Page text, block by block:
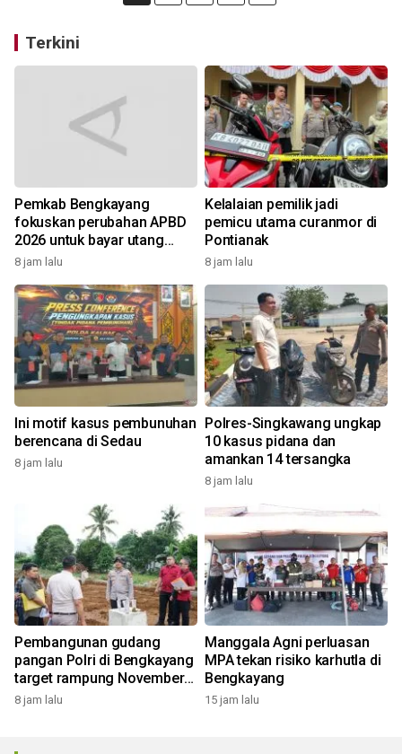
Terkini
Pemkab Bengkayang
fokuskan perubahan APBD
2026 untuk bayar utang
Rp10,48 miliar
8 jam lalu
Kelalaian pemilik jadi
pemicu utama curanmor di
Pontianak
8 jam lalu
Ini motif kasus pembunuhan
berencana di Sedau
8 jam lalu
Polres-Singkawang ungkap
10 kasus pidana dan
amankan 14 tersangka
8 jam lalu
Pembangunan gudang
pangan Polri di Bengkayang
target rampung November
2026
8 jam lalu
Manggala Agni perluasan
MPA tekan risiko karhutla di
Bengkayang
15 jam lalu